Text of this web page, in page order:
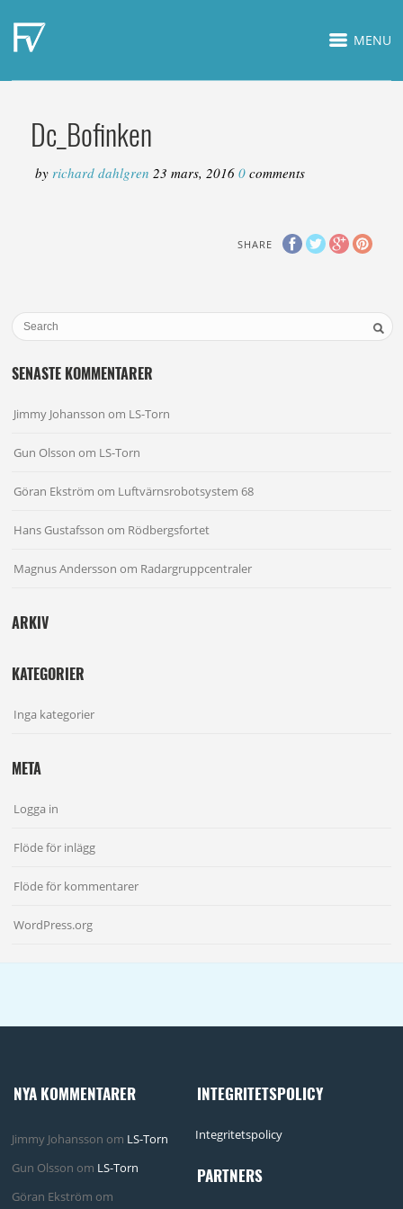
MENU
Dc_Bofinken
byrichard dahlgren23 mars, 2016 0comments
SHARE
SENASTE KOMMENTARER
Jimmy Johansson om LS-Torn
Gun Olsson om LS-Torn
Göran Ekström om Luftvärnsrobotsystem 68
Hans Gustafsson om Rödbergsfortet
Magnus Andersson om Radargruppcentraler
ARKIV
KATEGORIER
Inga kategorier
META
Logga in
Flöde för inlägg
Flöde för kommentarer
WordPress.org
NYA KOMMENTARER
Jimmy Johansson om LS-Torn
Gun Olsson om LS-Torn
Göran Ekström om
INTEGRITETSPOLICY
Integritetspolicy
PARTNERS